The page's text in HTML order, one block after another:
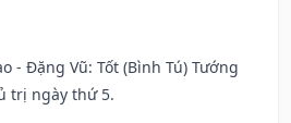
- Đặng Vũ: Tốt (Bình Tú) Tướng
trị ngày thứ 5.